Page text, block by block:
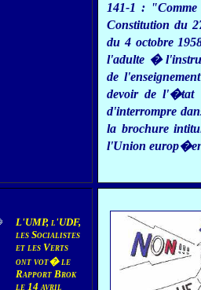
141-1 :
Constitution du
du 4 octobre
l'adulte �
de
devoir de l'�tat
d'interrompre
la brochure
l'Union
L'UMP, l'UDF,
les Socialistes
et les Verts
ont vot� le
Rapport Brok
le 14 avril